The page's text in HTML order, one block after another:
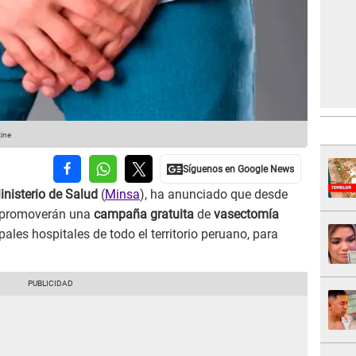
de Salud (Minsa), ha anunciado que desde
una campaña gratuita de vasectomía
hospitales de todo el territorio peruano, para